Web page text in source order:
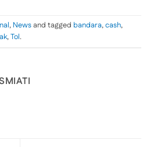
, Newsand tagged bandara,cash,
,Tol.